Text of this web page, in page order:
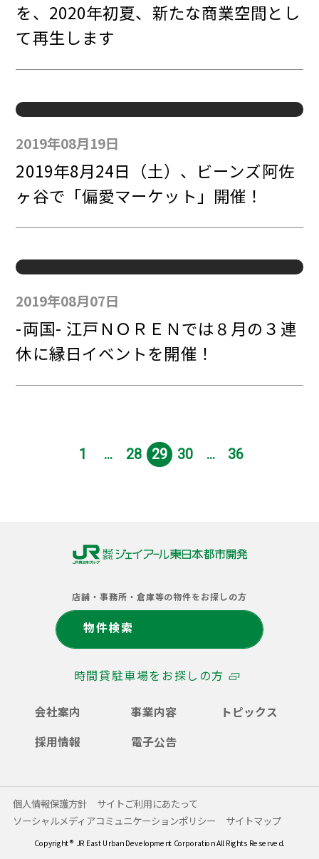
を、2020年初夏、新たな商業空間とし
て再生します
2019年08月19日
2019年8月24日（土）、ビーンズ阿佐
ヶ谷で「偏愛マーケット」開催！
2019年08月07日
-両国- 江戸ＮＯＲＥＮでは８月の３連
休に縁日イベントを開催！
1 ... 28 29 30 ... 36
会
社
ェ
ア
ル
東
日
本
発
店舗・事務所・倉庫等の物件をお探しの方
物件検索
時間貸駐車場をお探しの方
会社案内 事業内容
トピックス
採用情報
電子公告
個人情報保護方針
サイトご利用にあたって
ソーシャルメディアコミュニケーションポリシー
サイトマップ
Copyright ® JR East Urban Development Corporation All Rights Reserved.